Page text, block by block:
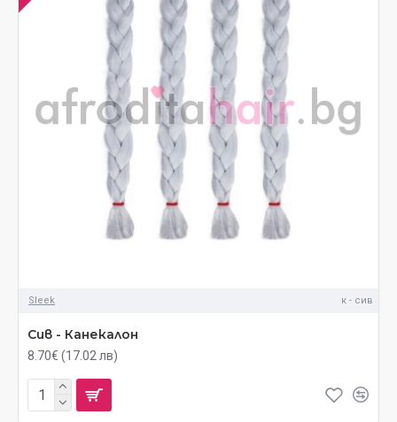
Sleek к - сив
Сив - Канекалон
8.70€ (17.02 лв)